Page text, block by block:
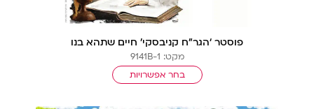
פוסטר ‘הגר”ח קניבסקי’ חיים שתהא בנו
מקט: 9141B-1
בחר אפשרויות